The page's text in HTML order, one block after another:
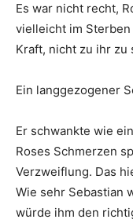
Es war nicht recht,
vielleicht im
Kraft, nicht zu ihr zu
Ein langgezogener
Er schwankte wie
Roses Schmerzen
Verzweiflung. Das
Wie sehr Sebastian
würde ihm den